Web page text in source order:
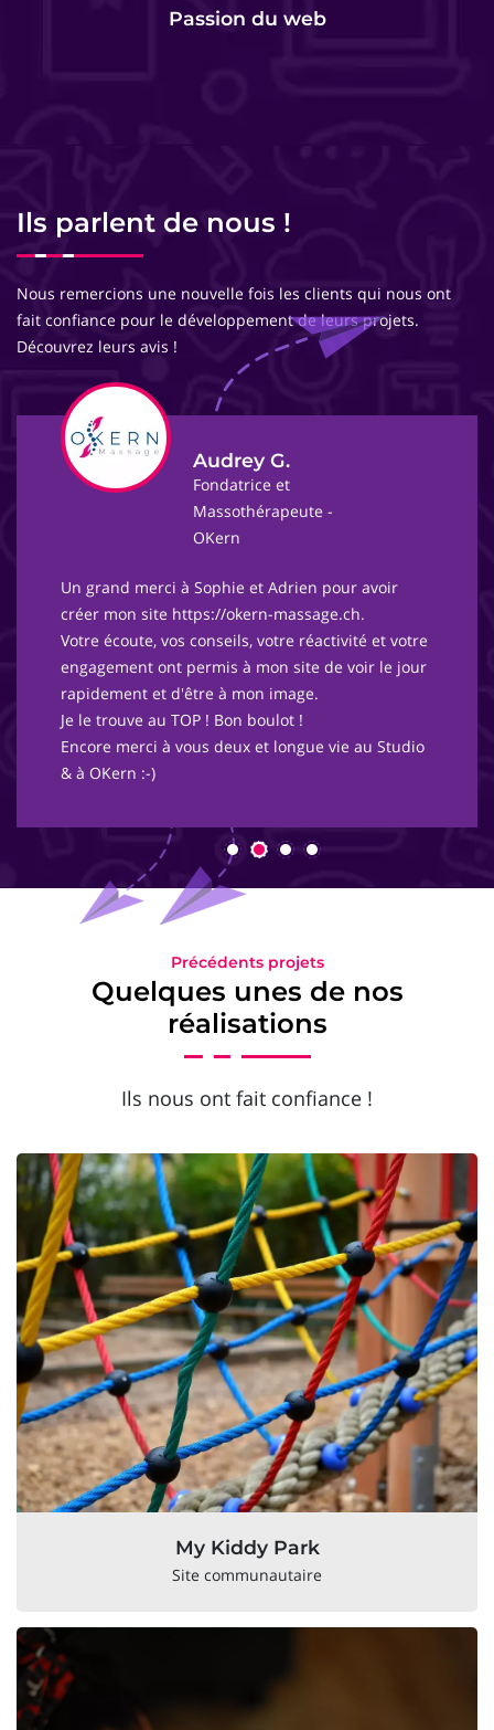
Passion du web
Ils parlent de nous !
Nous remercions une nouvelle fois les clients qui nous ont
fait confiance pour le développement de leurs projets.
Découvrez leurs avis !
Audrey G.
Fondatrice et
Massothérapeute -
OKern
Un grand merci à Sophie et Adrien pour avoir
créer mon site https://okern-massage.ch.
Votre écoute, vos conseils, votre réactivité et votre
engagement ont permis à mon site de voir le jour
rapidement et d'être à mon image.
Je le trouve au TOP ! Bon boulot !
Encore merci à vous deux et longue vie au Studio
& à OKern :-)
Précédents projets
Quelques unes de nos
réalisations
Ils nous ont fait confiance !
My Kiddy Park
Site communautaire